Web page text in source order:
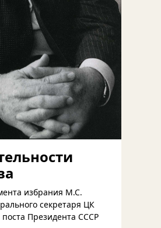
избрания М.С.
секретаря ЦК
поста Президента СССР